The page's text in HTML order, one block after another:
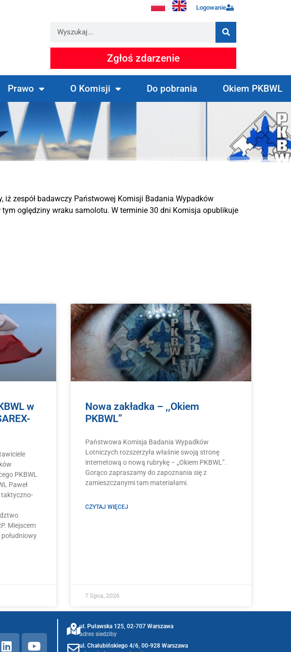
Logowanie
Zgłoś zdarzenie
Prawo O Komisji Do pobrania Okiem PKBWL
zespół badawczy Państwowej Komisji Badania Wypadków
oględziny wraku samolotu. W terminie 30 dni Komisja opublikuje
w
PKBWL
Paweł
Miejscem
Nowa zakładka – ,,Okiem
PKBWL”
Państwowa Komisja Badania Wypadków
Lotniczych rozszerzyła właśnie swoją stronę
internetową o nową rubrykę – „Okiem PKBWL”.
Gorąco zapraszamy do zapoznania się z
zamieszczanymi tam materiałami.
CZYTAJ WIĘCEJ
7 lipca, 2026
ul. Puławska 125, 02-707 Warszawa
adres siedziby
ul. Chałubińskiego 4/6, 00-928 Warszawa